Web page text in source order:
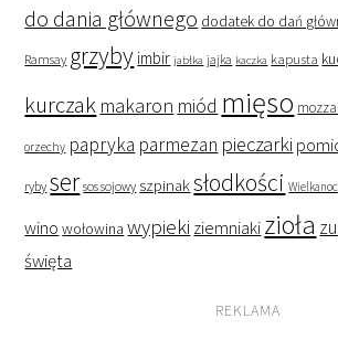
do dania głównego dodatek do dań
Ramsay grzyby imbir jabłka jajka kaczka kapusta
kurczak makaron miód mięso
orzechy papryka parmezan pieczarki
ryby ser sos sojowy szpinaksłodkości Wielkanoc
wino wołowina wypieki ziemniaki zioła
święta
REKLAMA